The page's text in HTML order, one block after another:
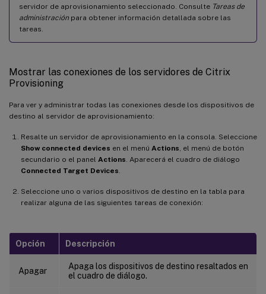
servidor de aprovisionamiento seleccionado. Consulte Tareas de
administración para obtener información detallada sobre las
tareas.
Mostrar las conexiones de los servidores de Citrix
Provisioning
Para ver y administrar todas las conexiones desde los dispositivos de
destino al servidor de aprovisionamiento:
Resalte un servidor de aprovisionamiento en la consola. Seleccione
Show connected devices en el menú Actions , el menú de botón
secundario o el panel Actions . Aparecerá el cuadro de diálogo
Connected Target Devices
Seleccione uno o varios dispositivos de destino en la tabla para
realizar alguna de las siguientes tareas de conexión:
Opción Descripción
Apagar
Apaga los dispositivos de destino resaltados en
el cuadro de diálogo.